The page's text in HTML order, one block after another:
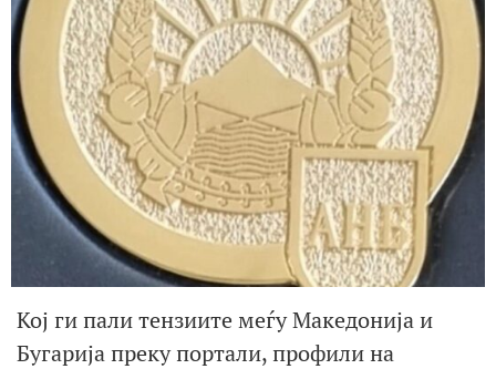
Кој ги пали тензиите меѓу Македонија и
Бугарија преку портали, профили на